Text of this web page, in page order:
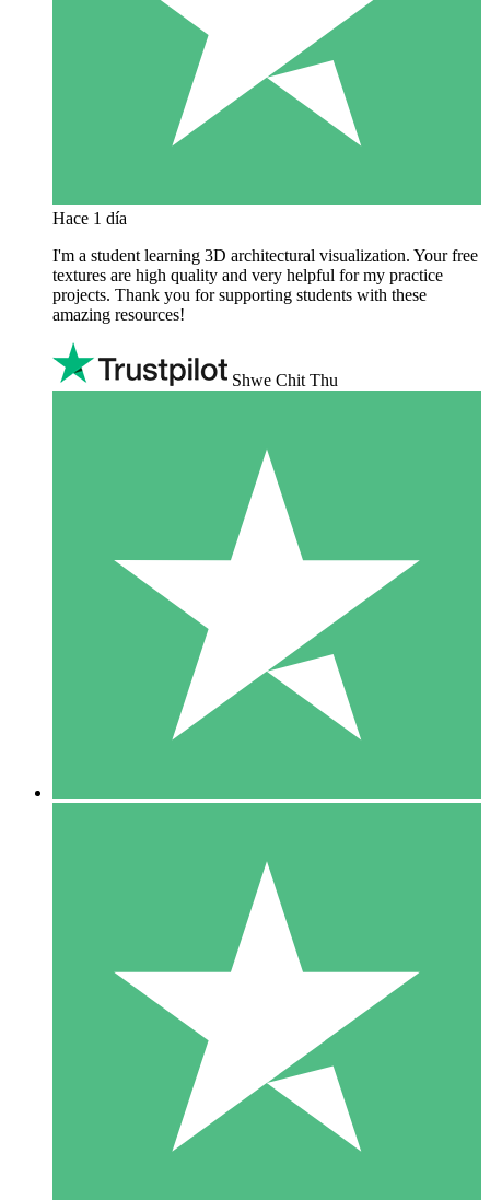
Hace 1 día
I'm a student learning 3D architectural visualization. Your free
textures are high quality and very helpful for my practice
projects. Thank you for supporting students with these
amazing resources!
Shwe Chit Thu